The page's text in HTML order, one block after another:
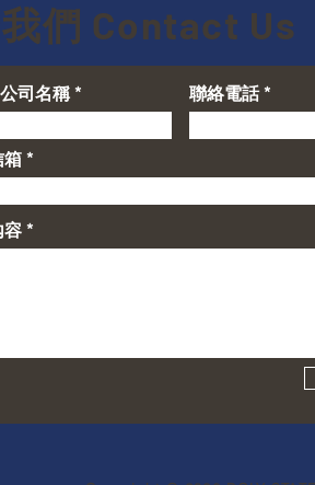
們 Contact Us
司名稱 聯絡電話
箱
容